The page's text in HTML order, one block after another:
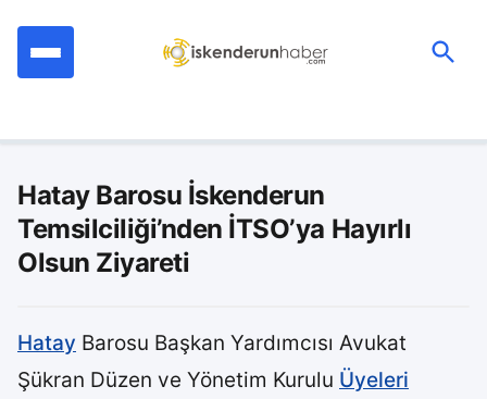
Hatay Barosu İskenderun
Temsilciliği’nden İTSO’ya Hayırlı
Olsun Ziyareti
Hatay Barosu Başkan Yardımcısı Avukat
Şükran Düzen ve Yönetim Kurulu Üyeleri